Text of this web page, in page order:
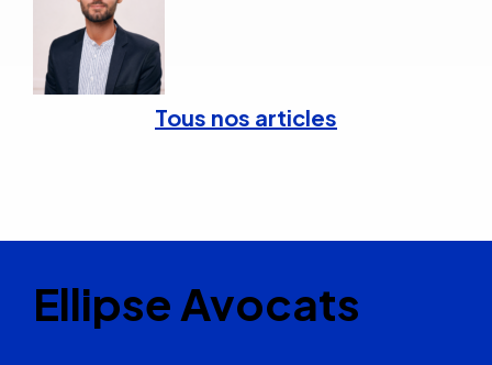
Tous nos articles
Ellipse Avocats